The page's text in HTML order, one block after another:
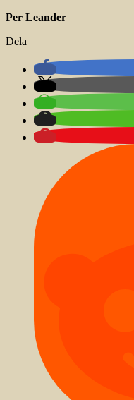
Per Leander
Dela